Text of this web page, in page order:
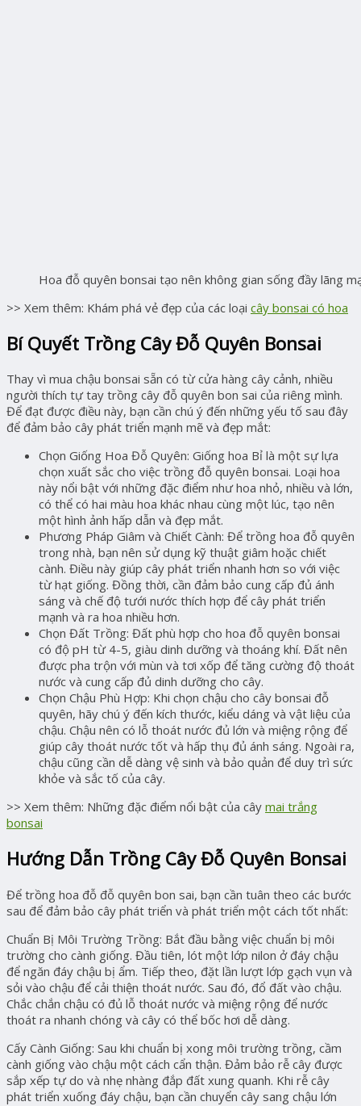
Hoa đỗ quyên bonsai tạo nên không gian sống đầy lãng
>> Xem thêm: Khám phá vẻ đẹp của các loại cây bonsai có hoa
Bí Quyết Trồng Cây Đỗ Quyên Bonsai
Thay vì mua chậu bonsai sẵn có từ cửa hàng cây cảnh, nhiều
người thích tự tay trồng cây đỗ quyên bon sai của riêng mình.
Để đạt được điều này, bạn cần chú ý đến những yếu tố sau đây
để đảm bảo cây phát triển mạnh mẽ và đẹp mắt:
Chọn Giống Hoa Đỗ Quyên: Giống hoa Bỉ là một sự lựa
chọn xuất sắc cho việc trồng đỗ quyên bonsai. Loại hoa
này nổi bật với những đặc điểm như hoa nhỏ, nhiều và lớn,
có thể có hai màu hoa khác nhau cùng một lúc, tạo nên
một hình ảnh hấp dẫn và đẹp mắt.
Phương Pháp Giâm và Chiết Cành: Để trồng hoa đỗ quyên
trong nhà, bạn nên sử dụng kỹ thuật giâm hoặc chiết
cành. Điều này giúp cây phát triển nhanh hơn so với việc
từ hạt giống. Đồng thời, cần đảm bảo cung cấp đủ ánh
sáng và chế độ tưới nước thích hợp để cây phát triển
mạnh và ra hoa nhiều hơn.
Chọn Đất Trồng: Đất phù hợp cho hoa đỗ quyên bonsai
có độ pH từ 4-5, giàu dinh dưỡng và thoáng khí. Đất nên
được pha trộn với mùn và tơi xốp để tăng cường độ thoát
nước và cung cấp đủ dinh dưỡng cho cây.
Chọn Chậu Phù Hợp: Khi chọn chậu cho cây bonsai đỗ
quyên, hãy chú ý đến kích thước, kiểu dáng và vật liệu của
chậu. Chậu nên có lỗ thoát nước đủ lớn và miệng rộng để
giúp cây thoát nước tốt và hấp thụ đủ ánh sáng. Ngoài ra,
chậu cũng cần dễ dàng vệ sinh và bảo quản để duy trì sức
khỏe và sắc tố của cây.
>> Xem thêm: Những đặc điểm nổi bật của cây mai trắng
bonsai
Hướng Dẫn Trồng Cây Đỗ Quyên Bonsai
Để trồng hoa đỗ đỗ quyên bon sai, bạn cần tuân theo các bước
sau để đảm bảo cây phát triển và phát triển một cách tốt nhất:
Chuẩn Bị Môi Trường Trồng: Bắt đầu bằng việc chuẩn bị môi
trường cho cành giống. Đầu tiên, lót một lớp nilon ở đáy chậu
để ngăn đáy chậu bị ẩm. Tiếp theo, đặt lần lượt lớp gạch vụn và
sỏi vào chậu để cải thiện thoát nước. Sau đó, đổ đất vào chậu.
Chắc chắn chậu có đủ lỗ thoát nước và miệng rộng để nước
thoát ra nhanh chóng và cây có thể bốc hơi dễ dàng.
Cấy Cành Giống: Sau khi chuẩn bị xong môi trường trồng, cầm
cành giống vào chậu một cách cẩn thận. Đảm bảo rễ cây được
sắp xếp tự do và nhẹ nhàng đắp đất xung quanh. Khi rễ cây
phát triển xuống đáy chậu, bạn cần chuyển cây sang chậu lớn